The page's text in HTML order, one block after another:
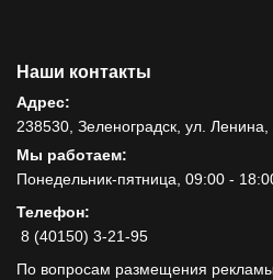
Наши контакты
Адрес:
238530, Зеленоградск, ул. Ленина,
Мы работаем:
Понедельник-пятница, 09:00 -
Телефон:
8 (40150) 3-21-95
По вопросам размещения